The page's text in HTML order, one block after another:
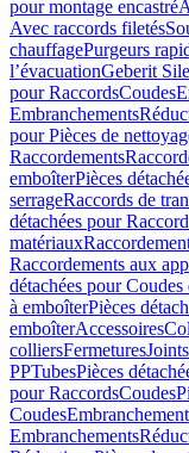
pour montage encastré
Avec raccords filetés
chauffagePurgeurs
l’évacuationGeberit
pour RaccordsCoudes
Embranchements
pour Pièces de
Raccordements
emboîterPièces
serrageRaccords de
détachées pour
matériaux
Raccordements aux
détachées pour
à emboîterPièces
emboîterAccessoires
colliersFermeturesJoints
PPTubesPièces
pour RaccordsCoudes
Coudes
Embranchements